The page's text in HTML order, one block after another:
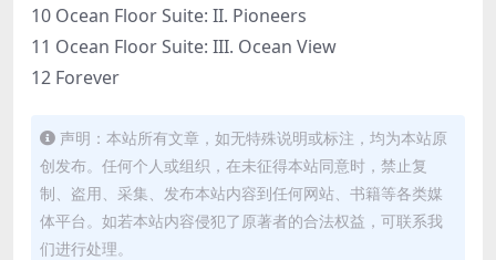
10 Ocean Floor Suite: II. Pioneers
11 Ocean Floor Suite: III. Ocean View
12 Forever
声明：本站所有文章，如无特殊说明或标注，均为本站原
创发布。任何个人或组织，在未征得本站同意时，禁止复
制、盗用、采集、发布本站内容到任何网站、书籍等各类媒
体平台。如若本站内容侵犯了原著者的合法权益，可联系我
们进行处理。